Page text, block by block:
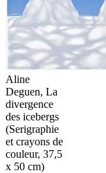
Aline
Deguen, La
divergence
des icebergs
(Serigraphie
et crayons de
couleur, 37,5
x 50 cm)